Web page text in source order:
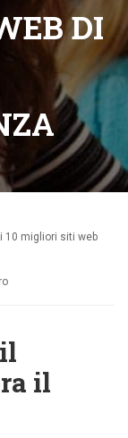
DI
10 migliori siti web
il